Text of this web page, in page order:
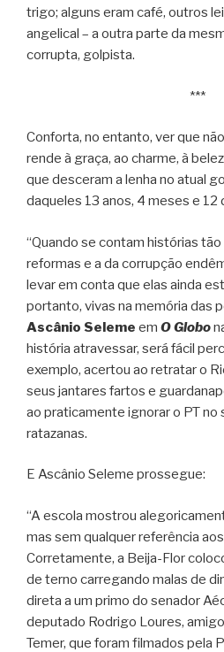
trigo; alguns eram café, outros
angelical – a outra parte da
corrupta, golpista.
***
Conforta, no entanto, ver que
rende à graça, ao charme, à
que desceram a lenha no atual
daqueles 13 anos, 4 meses e 12
“Quando se contam histórias
reformas e a da corrupção
levar em conta que elas ainda
portanto, vivas na memória das
Ascânio Seleme em O Globo
história atravessar, será fácil
exemplo, acertou ao retratar o
seus jantares fartos e
ao praticamente ignorar o PT no
ratazanas.
E Ascânio Seleme prossegue:
“A escola mostrou
mas sem qualquer referência
Corretamente, a Beija-Flor
de terno carregando malas de
direta a um primo do senador
deputado Rodrigo Loures,
Temer, que foram filmados pela